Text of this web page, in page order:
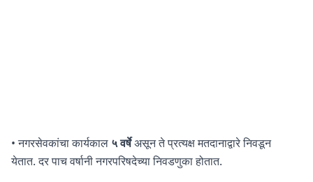
• नगरसेवकांचा कार्यकाल ५ वर्षेअसून ते प्रत्यक्ष मतदानाद्वारे निवडून
येतात. दर पाच वर्षानी नगरपरिषदेच्या निवडणुका होतात.